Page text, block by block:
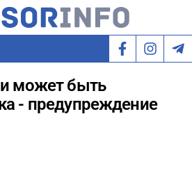
может быть
- предупреждение